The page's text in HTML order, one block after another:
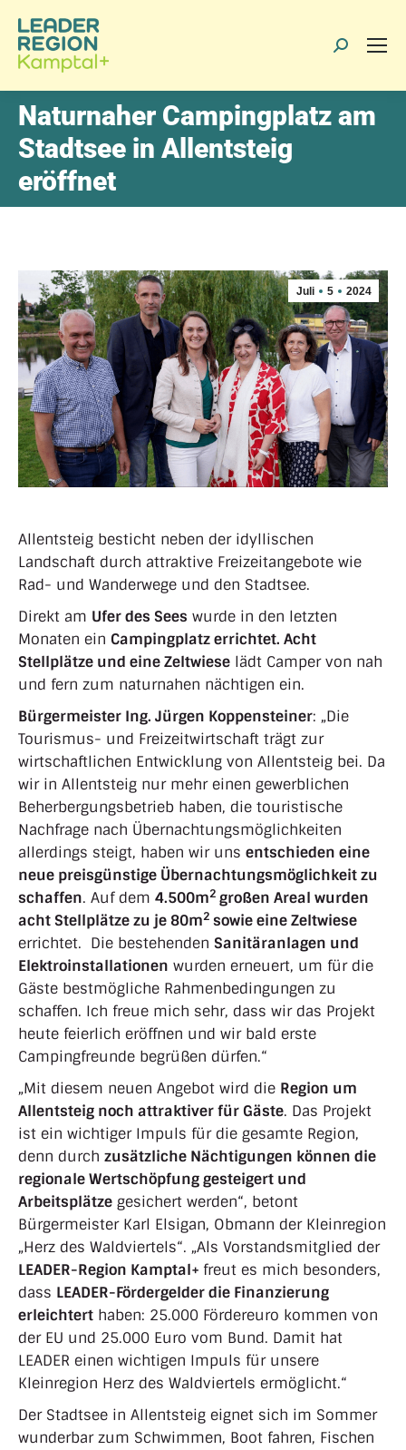
Search:
Naturnaher Campingplatz am
Stadtsee in Allentsteig
eröffnet
Juli 5 2024
Allentsteig besticht neben der idyllischen
Landschaft durch attraktive Freizeitangebote wie
Rad- und Wanderwege und den Stadtsee.
Direkt am Ufer des Sees wurde in den letzten
Monaten ein Campingplatz errichtet. Acht
Stellplätze und eine Zeltwiese lädt Camper von nah
und fern zum naturnahen nächtigen ein.
Bürgermeister Ing. Jürgen Koppensteiner: „Die
Tourismus- und Freizeitwirtschaft trägt zur
wirtschaftlichen Entwicklung von Allentsteig bei. Da
wir in Allentsteig nur mehr einen gewerblichen
Beherbergungsbetrieb haben, die touristische
Nachfrage nach Übernachtungsmöglichkeiten
allerdings steigt, haben wir uns entschieden eine
neue preisgünstige Übernachtungsmöglichkeit zu
schaffen. Auf dem 4.500m2 großen Areal wurden
acht Stellplätze zu je 80m2 sowie eine Zeltwiese
errichtet. Die bestehenden Sanitäranlagen und
Elektroinstallationen wurden erneuert, um für die
Gäste bestmögliche Rahmenbedingungen zu
schaffen. Ich freue mich sehr, dass wir das Projekt
heute feierlich eröffnen und wir bald erste
Campingfreunde begrüßen dürfen.“
„Mit diesem neuen Angebot wird die Region um
Allentsteig noch attraktiver für Gäste. Das Projekt
ist ein wichtiger Impuls für die gesamte Region,
denn durch zusätzliche Nächtigungen können die
regionale Wertschöpfung gesteigert und
Arbeitsplätze gesichert werden“, betont
Bürgermeister Karl Elsigan, Obmann der Kleinregion
„Herz des Waldviertels“. „Als Vorstandsmitglied der
LEADER-Region Kamptal+ freut es mich besonders,
dass LEADER-Fördergelder die Finanzierung
erleichtert haben: 25.000 Fördereuro kommen von
der EU und 25.000 Euro vom Bund. Damit hat
LEADER einen wichtigen Impuls für unsere
Kleinregion Herz des Waldviertels ermöglicht.“
Der Stadtsee in Allentsteig eignet sich im Sommer
wunderbar zum Schwimmen, Boot fahren, Fischen